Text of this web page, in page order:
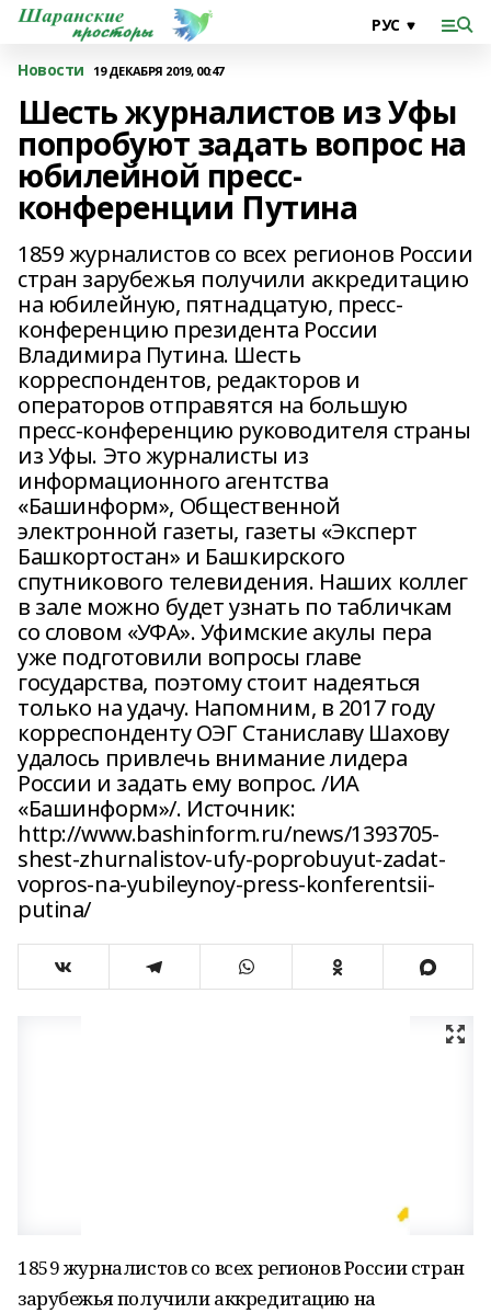
Новости 19 ДЕКАБРЯ 2019, 00:47
Шесть журналистов из Уфы
попробуют задать вопрос на
юбилейной пресс-
конференции Путина
1859 журналистов со всех регионов России
стран зарубежья получили аккредитацию
на юбилейную, пятнадцатую, пресс-
конференцию президента России
Владимира Путина. Шесть
корреспондентов, редакторов и
операторов отправятся на большую
пресс-конференцию руководителя страны
из Уфы. Это журналисты из
информационного агентства
«Башинформ», Общественной
электронной газеты, газеты «Эксперт
Башкортостан» и Башкирского
спутникового телевидения. Наших коллег
в зале можно будет узнать по табличкам
со словом «УФА». Уфимские акулы пера
уже подготовили вопросы главе
государства, поэтому стоит надеяться
только на удачу. Напомним, в 2017 году
корреспонденту ОЭГ Станиславу Шахову
удалось привлечь внимание лидера
России и задать ему вопрос. /ИА
«Башинформ»/. Источник:
http://www.bashinform.ru/news/1393705-
shest-zhurnalistov-ufy-poprobuyut-zadat-
vopros-na-yubileynoy-press-konferentsii-
putina/
1859 журналистов со всех регионов России стран
зарубежья получили аккредитацию на